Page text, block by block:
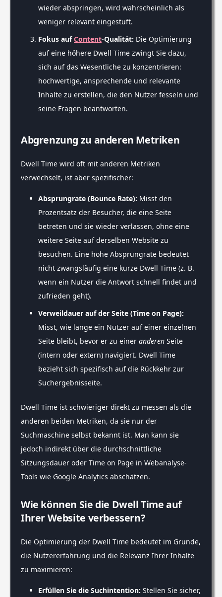
wieder abspringen, wird wahrscheinlich als
weniger relevant eingestuft.
Fokus aufContent-Qualität: Die Optimierung
auf eine höhere Dwell Time zwingt Sie dazu,
sich auf das Wesentliche zu konzentrieren:
hochwertige, ansprechende und relevante
Inhalte zu erstellen, die den Nutzer fesseln und
seine Fragen beantworten.
Abgrenzung zu anderen Metriken
Dwell Time wird oft mit anderen Metriken
verwechselt, ist aber spezifischer:
Absprungrate (Bounce Rate): Misst den
Prozentsatz der Besucher, die eine Seite
betreten und sie wieder verlassen, ohne eine
weitere Seite auf derselben Website zu
besuchen. Eine hohe Absprungrate bedeutet
nicht zwangsläufig eine kurze Dwell Time (z. B.
wenn ein Nutzer die Antwort schnell findet und
zufrieden geht).
Verweildauer auf der Seite (Time on Page):
Misst, wie lange ein Nutzer auf einer einzelnen
Seite bleibt, bevor er zu einer anderen Seite
(intern oder extern) navigiert. Dwell Time
bezieht sich spezifisch auf die Rückkehr zur
Suchergebnisseite.
Dwell Time ist schwieriger direkt zu messen als die
anderen beiden Metriken, da sie nur der
Suchmaschine selbst bekannt ist. Man kann sie
jedoch indirekt über die durchschnittliche
Sitzungsdauer oder Time on Page in Webanalyse-
Tools wie Google Analytics abschätzen.
Wie können Sie die Dwell Time auf
Ihrer Website verbessern?
Die Optimierung der Dwell Time bedeutet im Grunde,
die Nutzererfahrung und die Relevanz Ihrer Inhalte
zu maximieren:
Erfüllen Sie die Suchintention: Stellen Sie sicher,